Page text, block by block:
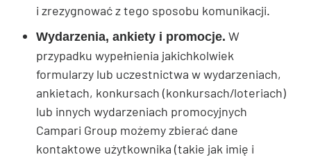
i zrezygnować z tego sposobu komunikacji.
Wydarzenia, ankiety i promocje. W
przypadku wypełnienia jakichkolwiek
formularzy lub uczestnictwa w wydarzeniach,
ankietach, konkursach (konkursach/loteriach)
lub innych wydarzeniach promocyjnych
Campari Group możemy zbierać dane
kontaktowe użytkownika (takie jak imię i